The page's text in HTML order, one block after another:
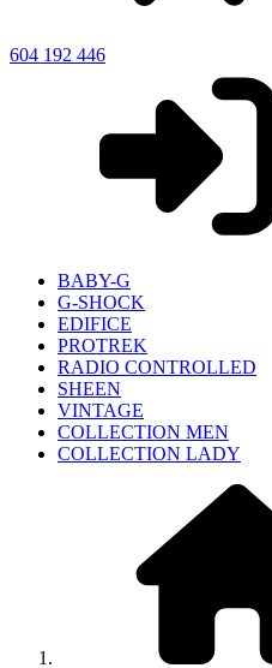
604 192 446
BABY-G
G-SHOCK
EDIFICE
PROTREK
RADIO CONTROLLED
SHEEN
VINTAGE
COLLECTION MEN
COLLECTION LADY